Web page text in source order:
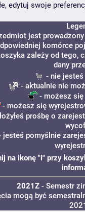
edytuj swoje
jest
komórce
zależy od tego,
dany
- nie
- aktualnie nie
- możesz się
- możesz się
prośbę o
pomyślnie
na ikonę "i" przy
2021Z - Semestr
mogą być